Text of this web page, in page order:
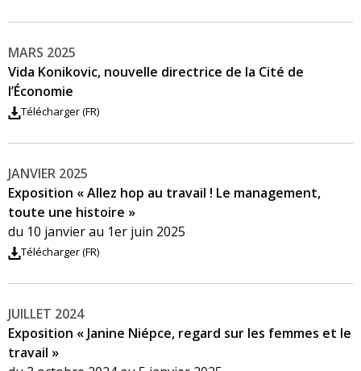
MARS 2025
Vida Konikovic, nouvelle directrice de la Cité de
l’Économie
Télécharger (FR)
JANVIER 2025
Exposition « Allez hop au travail ! Le management,
toute une histoire »
du 10 janvier au 1er juin 2025
Télécharger (FR)
JUILLET 2024
Exposition « Janine Niépce, regard sur les femmes et le
travail »